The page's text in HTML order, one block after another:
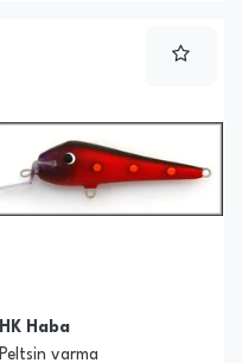
HK Haba
Peltsin varma